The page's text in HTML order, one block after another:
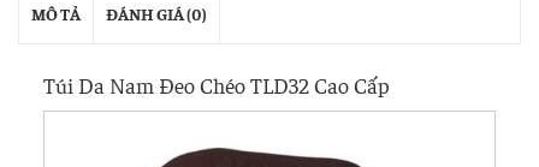
MÔ TẢ ĐÁNH GIÁ (0)
Túi Da Nam Đeo Chéo TLD32 Cao Cấp